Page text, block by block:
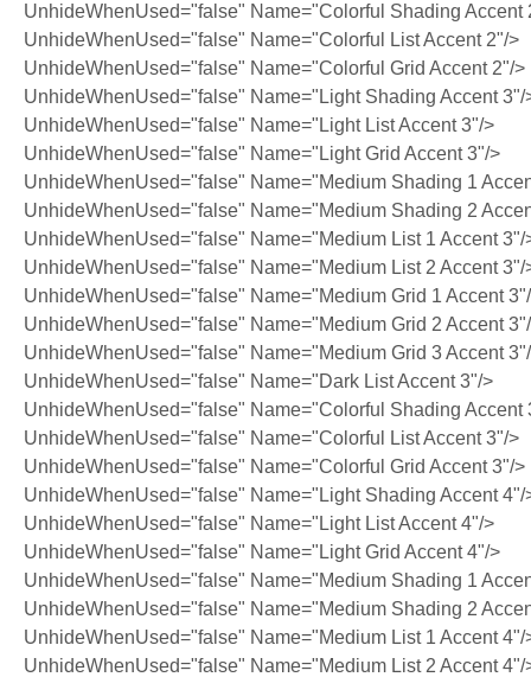
UnhideWhenUsed="false" Name="Colorful Shading Accent
UnhideWhenUsed="false" Name="Colorful List Accent 2"/>
UnhideWhenUsed="false" Name="Colorful Grid Accent 2"/>
UnhideWhenUsed="false" Name="Light Shading Accent 3"/
UnhideWhenUsed="false" Name="Light List Accent 3"/>
UnhideWhenUsed="false" Name="Light Grid Accent 3"/>
UnhideWhenUsed="false" Name="Medium Shading 1
UnhideWhenUsed="false" Name="Medium Shading 2
UnhideWhenUsed="false" Name="Medium List 1 Accent 3"/
UnhideWhenUsed="false" Name="Medium List 2 Accent 3"/
UnhideWhenUsed="false" Name="Medium Grid 1 Accent
UnhideWhenUsed="false" Name="Medium Grid 2 Accent
UnhideWhenUsed="false" Name="Medium Grid 3 Accent
UnhideWhenUsed="false" Name="Dark List Accent 3"/>
UnhideWhenUsed="false" Name="Colorful Shading Accent
UnhideWhenUsed="false" Name="Colorful List Accent 3"/>
UnhideWhenUsed="false" Name="Colorful Grid Accent 3"/>
UnhideWhenUsed="false" Name="Light Shading Accent 4"/
UnhideWhenUsed="false" Name="Light List Accent 4"/>
UnhideWhenUsed="false" Name="Light Grid Accent 4"/>
UnhideWhenUsed="false" Name="Medium Shading 1
UnhideWhenUsed="false" Name="Medium Shading 2
UnhideWhenUsed="false" Name="Medium List 1 Accent 4"/
UnhideWhenUsed="false" Name="Medium List 2 Accent 4"/